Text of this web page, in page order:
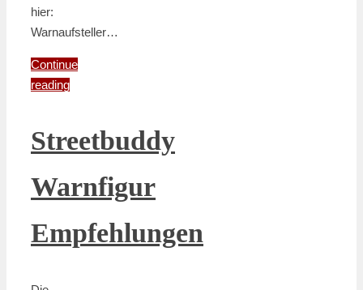
hier:
Warnaufsteller…
Continue
reading
Streetbuddy
Warnfigur
Empfehlungen